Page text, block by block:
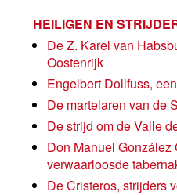
HEILIGEN EN
De Z. Karel van
Oostenrijk
Engelbert Dollfuss,
De martelaren van de
De strijd om de Valle
Don Manuel
verwaarloosde
De Cristeros, strijders